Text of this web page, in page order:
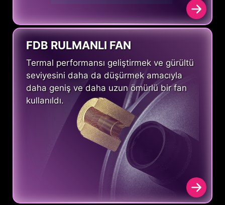
FDB RULMANLI FAN
Termal performansı geliştirmek ve gürültü
seviyesini daha da düşürmek amacıyla
daha geniş ve daha uzun ömürlü bir fan
kullanıldı.